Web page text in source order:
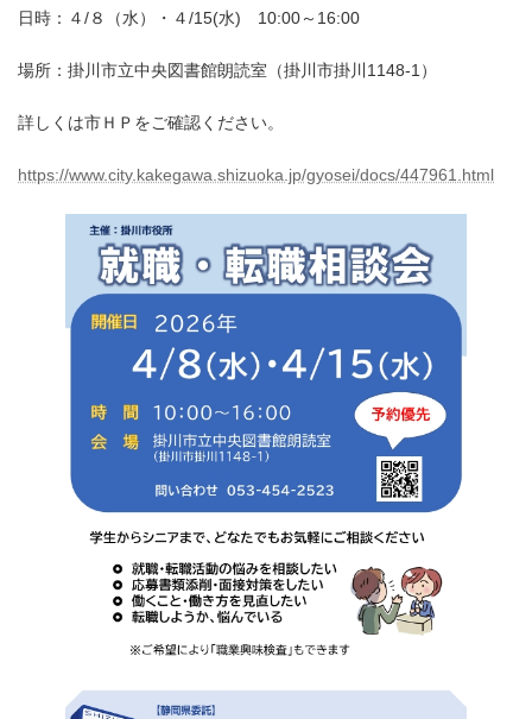
日時：４/８（水）・４/15(水) 10:00～16:00
場所：掛川市立中央図書館朗読室（掛川市掛川1148-1）
詳しくは市ＨＰをご確認ください。
https://www.city.kakegawa.shizuoka.jp/gyosei/docs/447961.html